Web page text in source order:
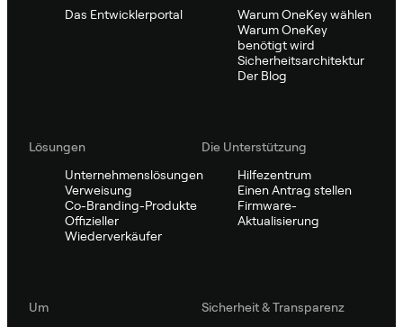
Das Entwicklerportal
Warum OneKey wählen
Warum OneKey
benötigt wird
Sicherheitsarchitektur
Der Blog
Lösungen
Unternehmenslösungen
Verweisung
Co-Branding-Produkte
Offizieller
Wiederverkäufer
Die Unterstützung
Hilfezentrum
Einen Antrag stellen
Firmware-
Aktualisierung
Um
Sicherheit & Transparenz